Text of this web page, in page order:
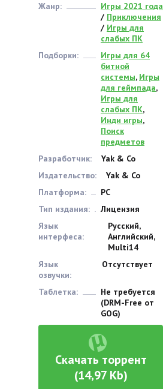
Жанр:
Игры 2021 года
/ Приключения
/ Игры для
слабых ПК
Подборки:
Игры для 64
битной
системы, Игры
для геймпада,
Игры для
слабых ПК,
Инди игры,
Поиск
предметов
Разработчик:
Yak & Co
Издательство:
Yak & Co
Платформа:
PC
Тип издания:
Лицензия
Язык
интерфеса:
Русский,
Английский,
Multi14
Язык
озвучки:
Отсутствует
Таблетка:
Не требуется
(DRM-Free от
GOG)
Скачать торрент
(14,97 Kb)